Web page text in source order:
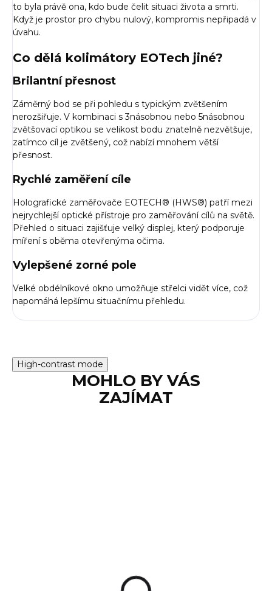
to byla právě ona, kdo bude čelit situaci života a smrti.
Když je prostor pro chybu nulový, kompromis nepřipadá v
úvahu.
Co dělá kolimátory EOTech jiné?
Brilantní přesnost
Záměrný bod se při pohledu s typickým zvětšením
nerozšiřuje. V kombinaci s 3násobnou nebo 5násobnou
zvětšovací optikou se velikost bodu znatelně nezvětšuje,
zatímco cíl je zvětšený, což nabízí mnohem větší
přesnost.
Rychlé zaměření cíle
Holografické zaměřovače EOTECH® (HWS®) patří mezi
nejrychlejší optické přístroje pro zaměřování cílů na světě.
Přehled o situaci zajišťuje velký displej, který podporuje
míření s oběma otevřenýma očima.
Vylepšené zorné pole
Velké obdélníkové okno umožňuje střelci vidět více, což
napomáhá lepšímu situačnímu přehledu.
High-contrast mode
MOHLO BY VÁS
ZAJÍMAT
tečkou a 68 MOA